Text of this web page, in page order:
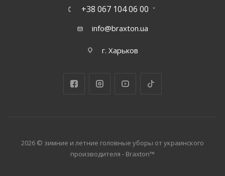
+38 067 104 06 00
info@braxton.ua
г. Харьков
2026 © зимние и летние головные уборы от украинского
производителя - Braxton™